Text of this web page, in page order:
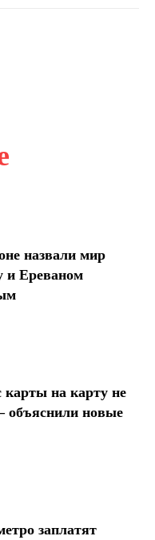
назвали мир
и Ереваном
карты на карту не
объяснили новые
заплатят